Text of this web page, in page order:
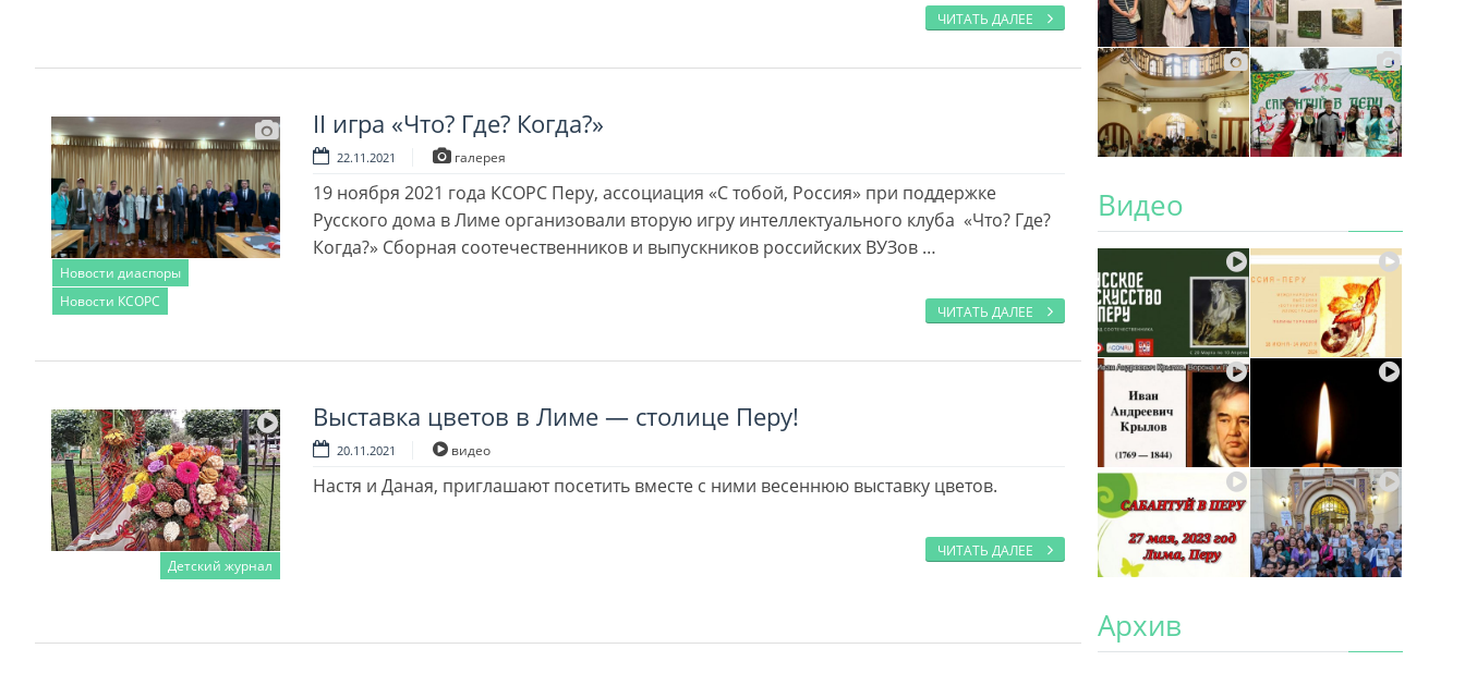
ЧИТАТЬ ДАЛЕЕ
Новости диаспоры
Новости КСОРС
II игра «Что? Где? Когда?»
22.11.2021 галерея
19 ноября 2021 года КСОРС Перу, ассоциация «С тобой, Россия» при поддержке
Русского дома в Лиме организовали вторую игру интеллектуального клуба «Что? Где?
Когда?» Сборная соотечественников и выпускников российских ВУЗов …
ЧИТАТЬ ДАЛЕЕ
Детский журнал
Выставка цветов в Лиме — столице Перу!
20.11.2021 видео
Настя и Даная, приглашают посетить вместе с ними весеннюю выставку цветов.
ЧИТАТЬ ДАЛЕЕ
Видео
Архив